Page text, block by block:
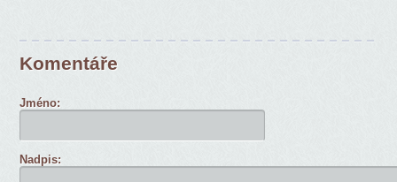
Komentáře
Jméno:
Nadpis: